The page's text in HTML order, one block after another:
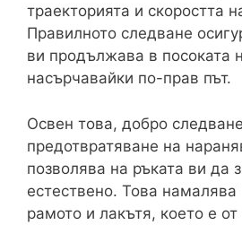
траекторията и скоростта
Правилното следване
ви продължава в посоката
насърчавайки по-прав път.
Освен това, добро
предотвратяване на
позволява на ръката ви да
естествено. Това
рамото и лакътя, което е